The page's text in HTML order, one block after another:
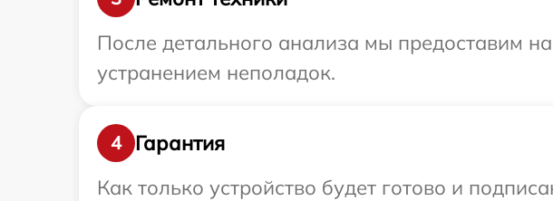
После детального анализа мы предоставим
устранением неполадок.
4
Гарантия
Как только устройство будет готово и